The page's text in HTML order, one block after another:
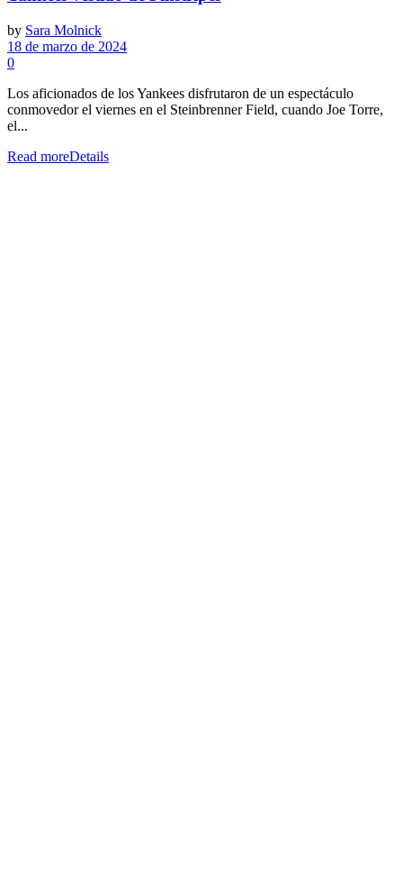
by Sara Molnick
18 de marzo de 2024
0
Los aficionados de los Yankees disfrutaron de un espectáculo
conmovedor el viernes en el Steinbrenner Field, cuando Joe Torre,
el...
Read moreDetails